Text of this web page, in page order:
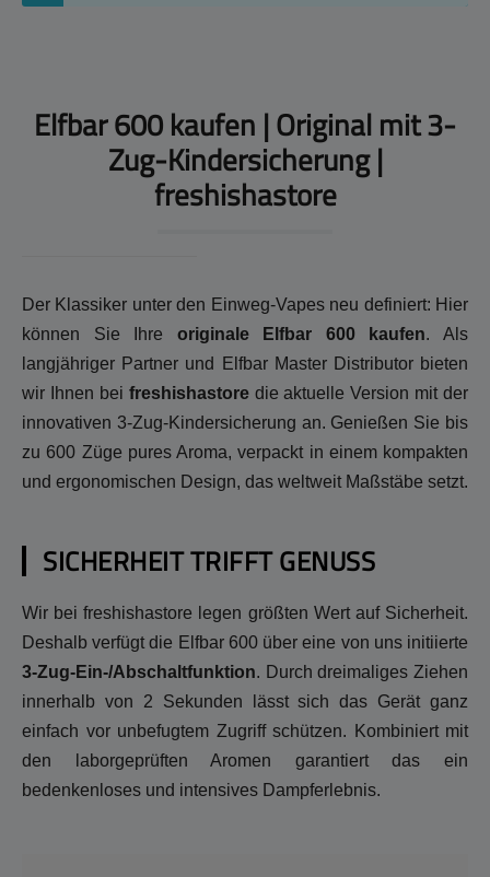
Elfbar 600 kaufen | Original mit 3-
Zug-Kindersicherung |
freshishastore
Der Klassiker unter den Einweg-Vapes neu definiert: Hier
können Sie Ihre originale Elfbar 600 kaufen. Als
langjähriger Partner und Elfbar Master Distributor bieten
wir Ihnen bei freshishastoredie aktuelle Version mit der
innovativen 3-Zug-Kindersicherung an. Genießen Sie bis
zu 600 Züge pures Aroma, verpackt in einem kompakten
und ergonomischen Design, das weltweit Maßstäbe setzt.
SICHERHEIT TRIFFT GENUSS
Wir bei freshishastore legen größten Wert auf Sicherheit.
Deshalb verfügt die Elfbar 600 über eine von uns initiierte
3-Zug-Ein-/Abschaltfunktion. Durch dreimaliges Ziehen
innerhalb von 2 Sekunden lässt sich das Gerät ganz
einfach vor unbefugtem Zugriff schützen. Kombiniert mit
den laborgeprüften Aromen garantiert das ein
bedenkenloses und intensives Dampferlebnis.